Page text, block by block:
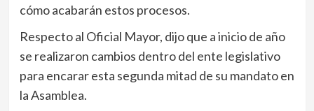
cómo acabarán estos procesos.
Respecto al Oficial Mayor, dijo que a inicio de año
se realizaron cambios dentro del ente legislativo
para encarar esta segunda mitad de su mandato en
la Asamblea.